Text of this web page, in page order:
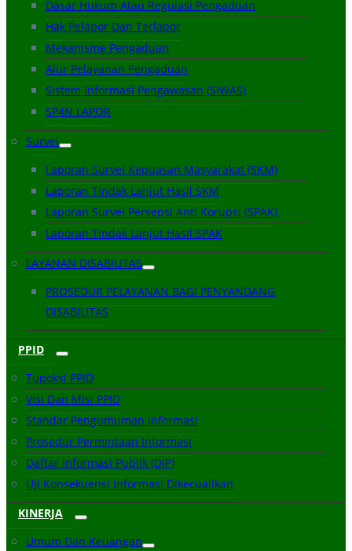
Dasar Hukum Atau Regulasi Pengaduan
Hak Pelapor Dan Terlapor
Mekanisme Pengaduan
Alur Pelayanan Pengaduan
Sistem Informasi Pengawasan (SIWAS)
SP4N LAPOR
Survei
Laporan Survei Kepuasan Masyarakat (SKM)
Laporan Tindak Lanjut Hasil SKM
Laporan Survei Persepsi Anti Korupsi (SPAK)
Laporan Tindak Lanjut Hasil SPAK
LAYANAN DISABILITAS
PROSEDUR PELAYANAN BAGI PENYANDANG
DISABILITAS
PPID
Tupoksi PPID
Visi Dan Misi PPID
Standar Pengumuman Informasi
Prosedur Permintaan Informasi
Daftar Informasi Publik (DIP)
Uji Konsekuensi Informasi Dikecualikan
KINERJA
Umum Dan Keuangan